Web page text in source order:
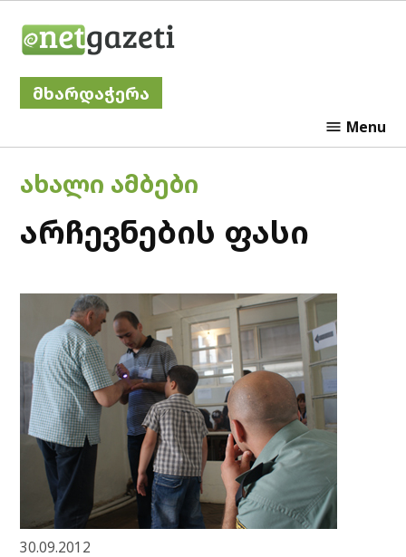
მხარდაჭერა
Menu
POSTED
IN
ᲐᲮᲐᲚᲘ ᲐᲛᲑᲔᲑᲘ
არჩევნების ფასი
30.09.2012